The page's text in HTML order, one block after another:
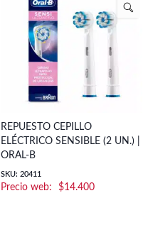
REPUESTO CEPILLO
ELÉCTRICO SENSIBLE (2 UN.) |
ORAL-B
SKU: 20411
$14.400